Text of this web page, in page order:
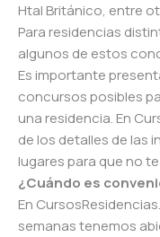
Htal Británico, entre
Para residencias
algunos de estos
Es importante
concursos posibles
una residencia. En
de los detalles de las
lugares para que no
¿Cuándo es
En
semanas tenemos